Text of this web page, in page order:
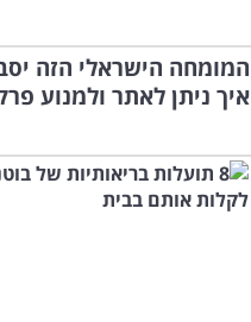
המומחה הישראלי הזה
איך ניתן לאתר ולמנוע